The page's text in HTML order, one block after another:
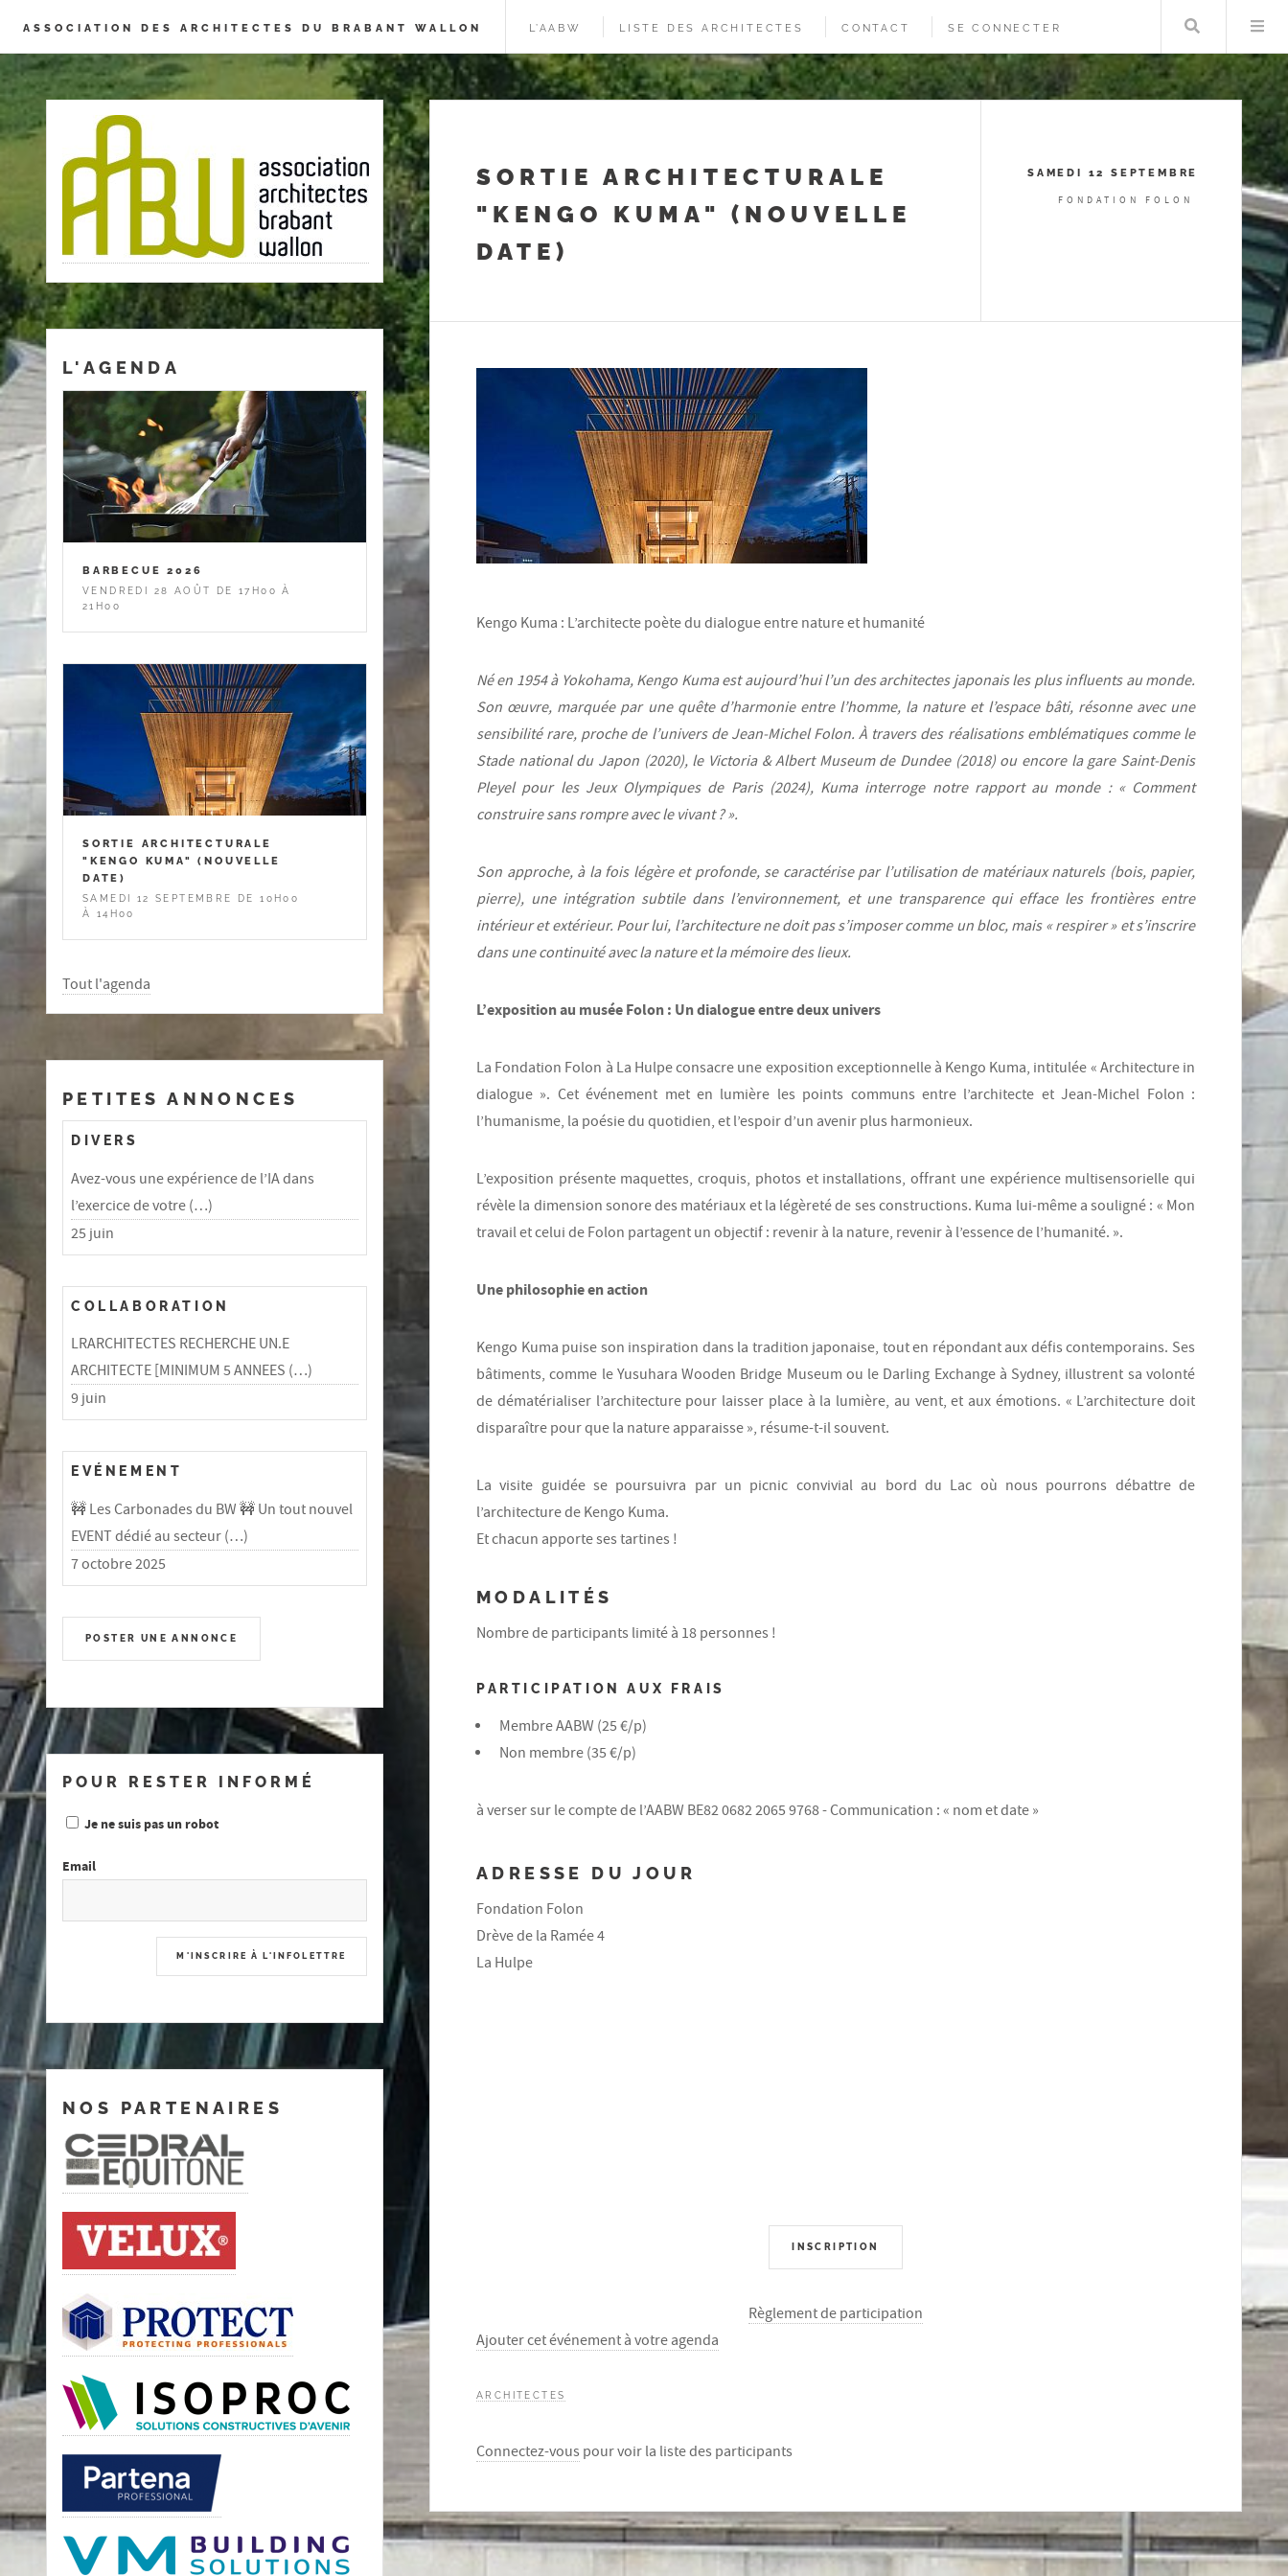
ASSOCIATION DES ARCHITECTES DU BRABANT WALLON L’AABW LISTE DES ARCHITECTES CONTACT SE CONNECTER Rechercher
SORTIE ARCHITECTURALE
"KENGO KUMA" (NOUVELLE
DATE)
SAMEDI 12 SEPTEMBRE
FONDATION FOLON
Kengo Kuma : L’architecte poète du dialogue entre nature et humanité
Né en 1954 à Yokohama, Kengo Kuma est aujourd’hui l’un des architectes japonais les plus influents au monde.
Son œuvre, marquée par une quête d’harmonie entre l’homme, la nature et l’espace bâti, résonne avec une
sensibilité rare, proche de l’univers de Jean-Michel Folon. À travers des réalisations emblématiques comme le
Stade national du Japon (2020), le Victoria & Albert Museum de Dundee (2018) ou encore la gare Saint-Denis
Pleyel pour les Jeux Olympiques de Paris (2024), Kuma interroge notre rapport au monde : « Comment
construire sans rompre avec le vivant ? ».
Son approche, à la fois légère et profonde, se caractérise par l’utilisation de matériaux naturels (bois, papier,
pierre), une intégration subtile dans l’environnement, et une transparence qui efface les frontières entre
intérieur et extérieur. Pour lui, l’architecture ne doit pas s’imposer comme un bloc, mais « respirer » et s’inscrire
dans une continuité avec la nature et la mémoire des lieux.
L’exposition au musée Folon : Un dialogue entre deux univers
La Fondation Folon à La Hulpe consacre une exposition exceptionnelle à Kengo Kuma, intitulée « Architecture in
dialogue ». Cet événement met en lumière les points communs entre l’architecte et Jean-Michel Folon :
l’humanisme, la poésie du quotidien, et l’espoir d’un avenir plus harmonieux.
L’exposition présente maquettes, croquis, photos et installations, offrant une expérience multisensorielle qui
révèle la dimension sonore des matériaux et la légèreté de ses constructions. Kuma lui-même a souligné : « Mon
travail et celui de Folon partagent un objectif : revenir à la nature, revenir à l’essence de l’humanité. ».
Une philosophie en action
Kengo Kuma puise son inspiration dans la tradition japonaise, tout en répondant aux défis contemporains. Ses
bâtiments, comme le Yusuhara Wooden Bridge Museum ou le Darling Exchange à Sydney, illustrent sa volonté
de dématérialiser l’architecture pour laisser place à la lumière, au vent, et aux émotions. « L’architecture doit
disparaître pour que la nature apparaisse », résume-t-il souvent.
La visite guidée se poursuivra par un picnic convivial au bord du Lac où nous pourrons débattre de
l’architecture de Kengo Kuma.
Et chacun apporte ses tartines !
MODALITÉS
Nombre de participants limité à 18 personnes !
PARTICIPATION AUX FRAIS
Membre AABW (25 €/p)
Non membre (35 €/p)
à verser sur le compte de l’AABW BE82 0682 2065 9768 - Communication : « nom et date »
ADRESSE DU JOUR
Fondation Folon
Drève de la Ramée 4
La Hulpe
INSCRIPTION
Règlement de participation
Ajouter cet événement à votre agenda
ARCHITECTES
Connectez-vous pour voir la liste des participants
L'AGENDA
BARBECUE 2026
VENDREDI 28 AOÛT DE 17H00 À
21H00
SORTIE ARCHITECTURALE
"KENGO KUMA" (NOUVELLE
DATE)
SAMEDI 12 SEPTEMBRE DE 10H00
À 14H00
Tout l'agenda
PETITES ANNONCES
DIVERS
Avez-vous une expérience de l’IA dans
l’exercice de votre (…)
25 juin
COLLABORATION
LRARCHITECTES RECHERCHE UN.E
ARCHITECTE [MINIMUM 5 ANNEES (…)
9 juin
EVÉNEMENT
🚧 Les Carbonades du BW 🚧 Un tout nouvel
EVENT dédié au secteur (…)
7 octobre 2025
POSTER UNE ANNONCE
POUR RESTER INFORMÉ
Je ne suis pas un robot
Email
NOS PARTENAIRES